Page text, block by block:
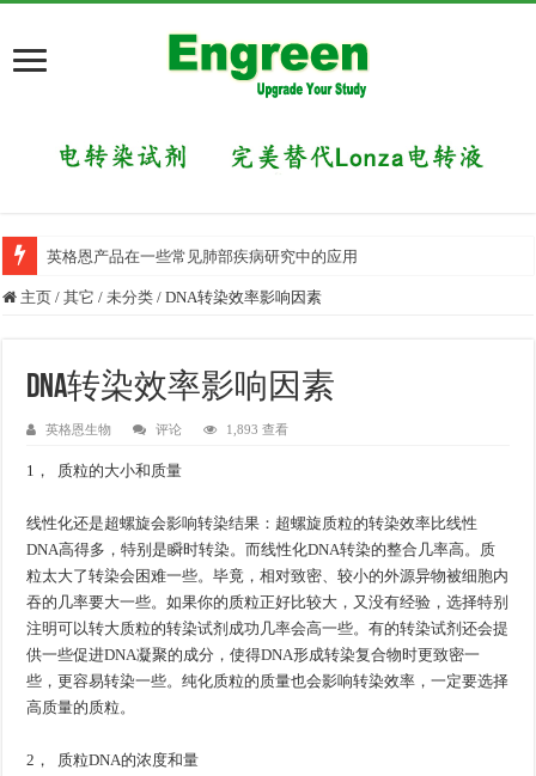
英格恩产品在一些常见肺部疾病研究中的应用
主页 / 其它 / 未分类 / DNA转染效率影响因素
DNA转染效率影响因素
英格恩生物 评论 1,893 查看
1， 质粒的大小和质量
线性化还是超螺旋会影响转染结果：超螺旋质粒的转染效率比线性
DNA高得多，特别是瞬时转染。而线性化DNA转染的整合几率高。质
粒太大了转染会困难一些。毕竟，相对致密、较小的外源异物被细胞内
吞的几率要大一些。如果你的质粒正好比较大，又没有经验，选择特别
注明可以转大质粒的转染试剂成功几率会高一些。有的转染试剂还会提
供一些促进DNA凝聚的成分，使得DNA形成转染复合物时更致密一
些，更容易转染一些。纯化质粒的质量也会影响转染效率，一定要选择
高质量的质粒。
2， 质粒DNA的浓度和量